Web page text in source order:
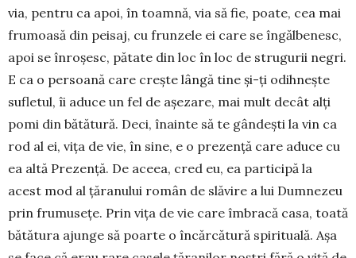
via, pentru ca apoi, în toamnă, via să fie, poate, cea mai
frumoasă din peisaj, cu frunzele ei care se îngălbenesc,
apoi se înroșesc, pătate din loc în loc de strugurii negri.
E ca o persoană care crește lângă tine și-ți odihnește
sufletul, îi aduce un fel de așezare, mai mult decât alți
pomi din bătătură. Deci, înainte să te gândești la vin ca
rod al ei, vița de vie, în sine, e o prezență care aduce cu
ea altă Prezență. De aceea, cred eu, ea participă la
acest mod al țăranului român de slăvire a lui Dumnezeu
prin frumusețe. Prin vița de vie care îmbracă casa, toată
bătătura ajunge să poarte o încărcătură spirituală. Așa